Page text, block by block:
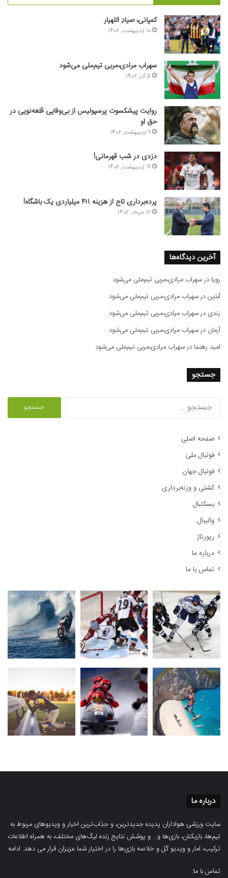
کمپانی، صیادِ اللهیار
10 اردیبهشت, 1402
سهراب مرادی،مربی تیم‌ملی می‌شود
5 آذر, 1402
روایت پیشکسوت پرسپولیس از بی‌وفایی قلعه‌نویی در
حق او
9 اردیبهشت, 1402
دزدی در شب قهرمانی!
19 اردیبهشت, 1402
پرده‌برداری تاج از هزینه ۴۱۱ میلیاردی یک باشگاه!
12 خرداد, 1402
آخرین دیدگاه‌ها
رویا درسهراب مرادی،مربی تیم‌ملی می‌شود
آبتیندرسهراب مرادی،مربی تیم‌ملی می‌شود
زندی درسهراب مرادی،مربی تیم‌ملی می‌شود
آرمان درسهراب مرادی،مربی تیم‌ملی می‌شود
امید رهنما درسهراب مرادی،مربی تیم‌ملی می‌شود
جستجو
صفحه اصلی
فوتبال ملی
فوتبال جهان
کشتی و وزنه‌برداری
بسکتبال
والیبال
رپورتاژ
درباره ما
تماس با ما
درباره ما
سایت ورزشی هواداران پدیده جدیدترین، و جذاب‌ترین اخبار و ویدیوهای مربوط به
تیم‌ها، بازیکنان، بازی‌ها و… و پوشش نتایج زنده لیگ‌های مختلف، به همراه اطلاعات
ترکیب، امار و ویدیو‌‌ گل‌ و خلاصه بازی‌ها را در اختیار شما عزیزان قرار می دهد. ادامه
تماس با ما: